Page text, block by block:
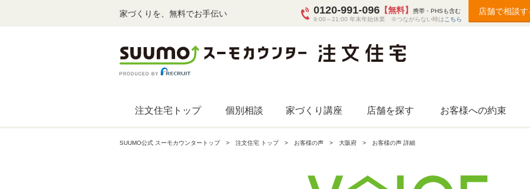
家づくりを、無料でお手伝い 0120-991-096 【無料】
携帯・PHSも含む
9:00～21:00 年末年始休業 ※つながらない時は こちら
店舗で相談す
注文住宅トップ 個別相談 家づくり講座 店舗を探す お客様への約束
SUUMO公式 スーモカウンタートップ 注文住宅 トップ お客様の声 大阪府 お客様の声 詳細